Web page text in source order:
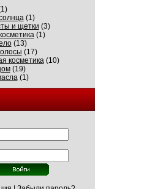
(1)
и щетки (3)
(1)
(13)
(17)
косметика(10)
(19)
(1)